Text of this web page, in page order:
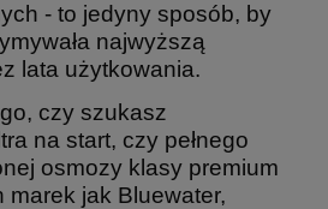
- to jedyny sposób, by
najwyższą
lata użytkowania.
czy szukasz
na start, czy pełnego
osmozy klasy premium
marek jak Bluewater,